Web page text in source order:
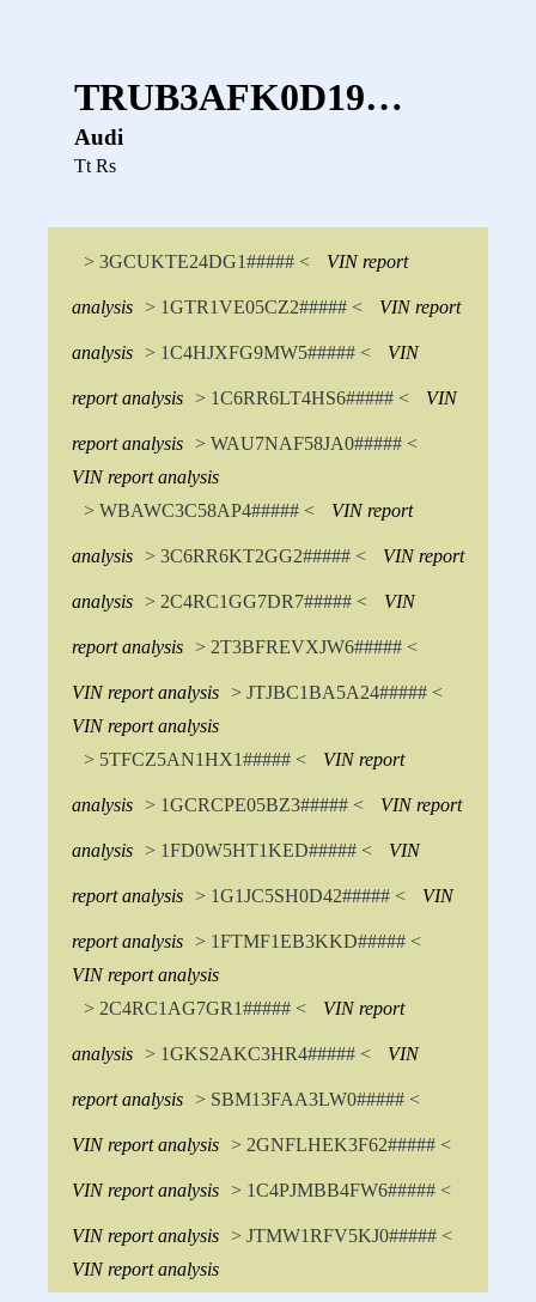
TRUB3AFK0D19…
Audi
Tt Rs
> 3GCUKTE24DG1##### < VIN report
analysis > 1GTR1VE05CZ2##### < VIN report
analysis > 1C4HJXFG9MW5##### < VIN
report analysis > 1C6RR6LT4HS6##### < VIN
report analysis > WAU7NAF58JA0##### <
VIN report analysis
> WBAWC3C58AP4##### <
VIN report
analysis > 3C6RR6KT2GG2##### < VIN report
analysis > 2C4RC1GG7DR7##### < VIN
report analysis > 2T3BFREVXJW6##### <
VIN report analysis > JTJBC1BA5A24##### <
VIN report analysis
> 5TFCZ5AN1HX1##### <
VIN report
analysis > 1GCRCPE05BZ3##### < VIN report
analysis > 1FD0W5HT1KED##### < VIN
report analysis > 1G1JC5SH0D42##### < VIN
report analysis > 1FTMF1EB3KKD##### <
VIN report analysis
> 2C4RC1AG7GR1##### <
VIN report
analysis > 1GKS2AKC3HR4##### < VIN
report analysis > SBM13FAA3LW0##### <
VIN report analysis > 2GNFLHEK3F62##### <
VIN report analysis > 1C4PJMBB4FW6##### <
VIN report analysis > JTMW1RFV5KJ0##### <
VIN report analysis